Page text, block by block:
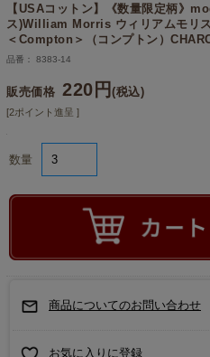
【USAコットン】《数量限定柄》
ス)William Morris ウィリアムモリ
＜Compton＞（コンプトン）
品番： 8383-14
販売価格 220円(税込)
[2ポイント進呈 ]
数量
商品についてのお問い合わせ
お気に入りに登録